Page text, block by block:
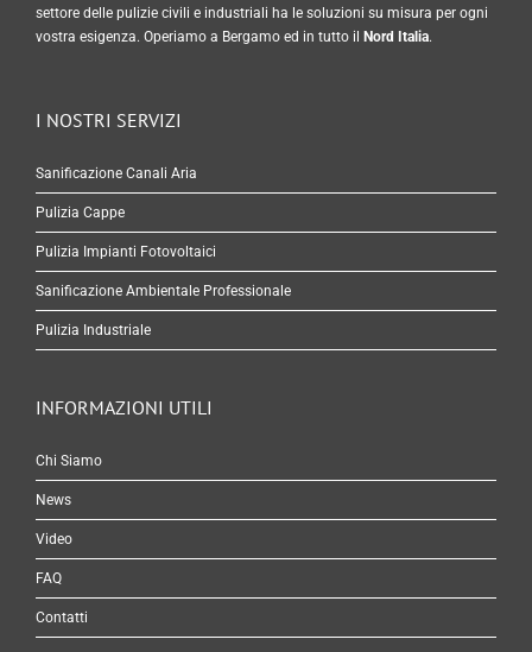
settore delle pulizie civili e industriali ha le soluzioni su misura per ogni
vostra esigenza. Operiamo a Bergamo ed in tutto il
Nord Italia.
I NOSTRI SERVIZI
Sanificazione Canali Aria
Pulizia Cappe
Pulizia Impianti Fotovoltaici
Sanificazione Ambientale Professionale
Pulizia Industriale
INFORMAZIONI UTILI
Chi Siamo
News
Video
FAQ
Contatti